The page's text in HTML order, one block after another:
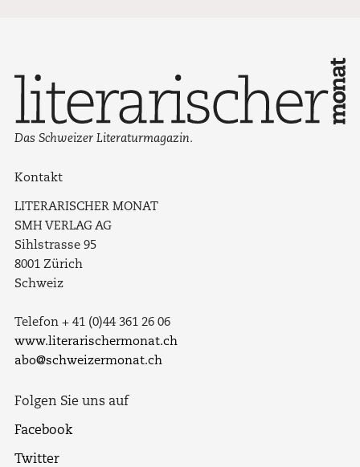
Das Schweizer Literaturmagazin.
Kontakt
LITERARISCHER MONAT
SMH VERLAG AG
Sihlstrasse 95
8001 Zürich
Schweiz
Telefon + 41 (0)44 361 26 06
www.literarischermonat.ch
abo@schweizermonat.ch
Folgen Sie uns auf
Facebook
Twitter